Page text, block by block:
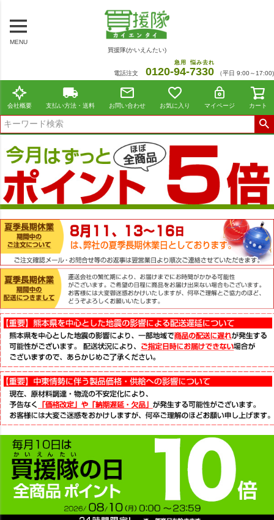
MENU
買援隊(かいえんたい)
電話注文 0120-94
急用
-7330
悩み去れ
（平日 9:00～17:00)
会社概要 支払い方法・送料 お問い合わせ お気に入り マイページ カート